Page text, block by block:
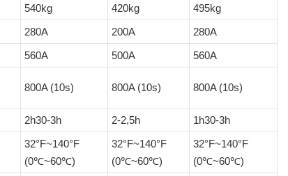
540kg 420kg 495kg
280A 200A
280A
560A 500A 560A
800A (10s) 800A (10s) 800A (10s)
2h30-3h 2-2,5h 1h30-3h
32°F~140°F
(0℃~60℃)
32°F~140°F
(0℃~60℃)
32°F~140°F
(0℃~60℃)